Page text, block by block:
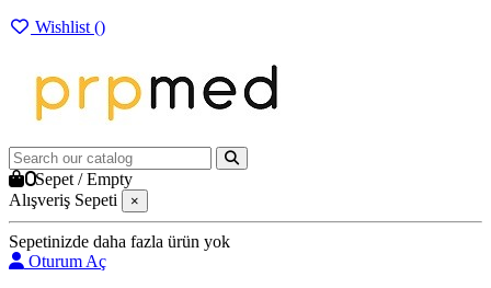
Wishlist ()
0Sepet /Empty
Alışveriş Sepeti
×
Sepetinizde daha fazla ürün yok
Oturum Aç